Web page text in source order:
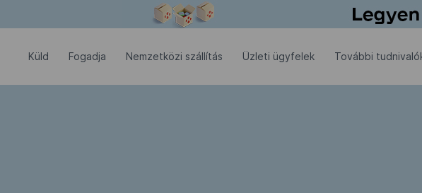
Küld Fogadja Nemzetközi szállítás Üzleti ügyfelek További